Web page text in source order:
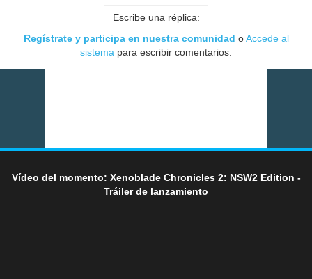
Escribe una réplica:
Regístrate y participa en nuestra comunidad oAccede al
sistema para escribir comentarios.
Vídeo del momento: Xenoblade Chronicles 2: NSW2 Edition -
Tráiler de lanzamiento